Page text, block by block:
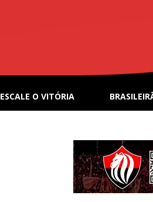
ESCALE O VITÓRIA